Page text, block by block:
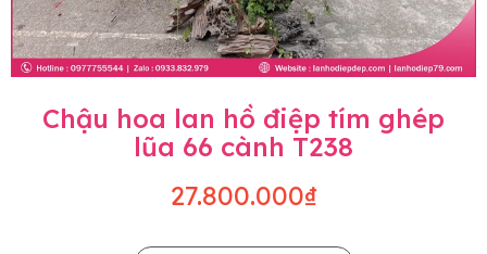
Chậu hoa lan hồ điệp tím ghép
lũa 66 cành T238
27.800.000₫